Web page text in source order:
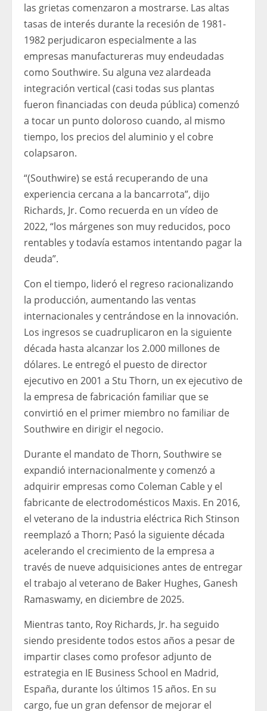
las grietas comenzaron a mostrarse. Las altas
tasas de interés durante la recesión de 1981-
1982 perjudicaron especialmente a las
empresas manufactureras muy endeudadas
como Southwire. Su alguna vez alardeada
integración vertical (casi todas sus plantas
fueron financiadas con deuda pública) comenzó
a tocar un punto doloroso cuando, al mismo
tiempo, los precios del aluminio y el cobre
colapsaron.
“(Southwire) se está recuperando de una
experiencia cercana a la bancarrota”, dijo
Richards, Jr. Como recuerda en un vídeo de
2022, “los márgenes son muy reducidos, poco
rentables y todavía estamos intentando pagar la
deuda”.
Con el tiempo, lideró el regreso racionalizando
la producción, aumentando las ventas
internacionales y centrándose en la innovación.
Los ingresos se cuadruplicaron en la siguiente
década hasta alcanzar los 2.000 millones de
dólares. Le entregó el puesto de director
ejecutivo en 2001 a Stu Thorn, un ex ejecutivo de
la empresa de fabricación familiar que se
convirtió en el primer miembro no familiar de
Southwire en dirigir el negocio.
Durante el mandato de Thorn, Southwire se
expandió internacionalmente y comenzó a
adquirir empresas como Coleman Cable y el
fabricante de electrodomésticos Maxis. En 2016,
el veterano de la industria eléctrica Rich Stinson
reemplazó a Thorn; Pasó la siguiente década
acelerando el crecimiento de la empresa a
través de nueve adquisiciones antes de entregar
el trabajo al veterano de Baker Hughes, Ganesh
Ramaswamy, en diciembre de 2025.
Mientras tanto, Roy Richards, Jr. ha seguido
siendo presidente todos estos años a pesar de
impartir clases como profesor adjunto de
estrategia en IE Business School en Madrid,
España, durante los últimos 15 años. En su
cargo, fue un gran defensor de mejorar el